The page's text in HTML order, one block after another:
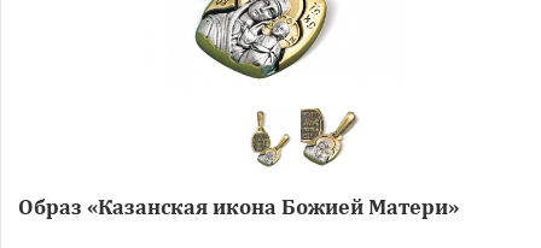
Образ «Казанская икона Божией Матери»